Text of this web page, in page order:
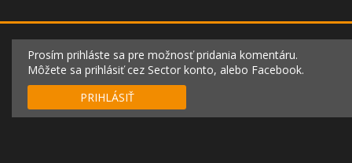
Prosím prihláste sa pre možnosť pridania komentáru.
Môžete sa prihlásiť cez Sector konto, alebo Facebook.
PRIHLÁSIŤ